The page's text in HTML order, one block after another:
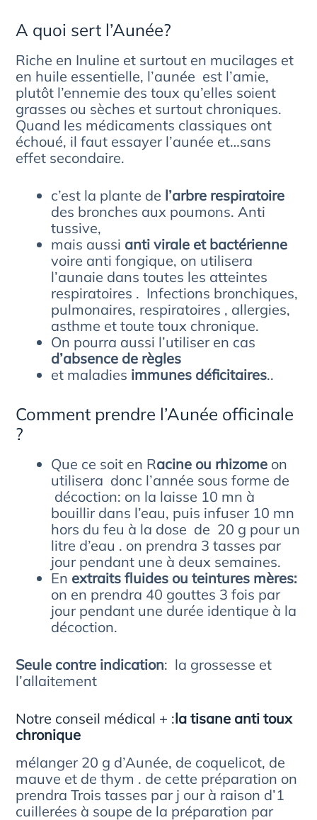
A quoi sert l’Aunée?
Riche en Inuline et surtout en mucilages et
en huile essentielle, l’aunée est l’amie,
plutôt l’ennemie des toux qu’elles soient
grasses ou sèches et surtout chroniques.
Quand les médicaments classiques ont
échoué, il faut essayer l’aunée et…sans
effet secondaire.
c’est la plante de l’arbre respiratoire
des bronches aux poumons. Anti
tussive,
mais aussi anti virale et bactérienne
voire anti fongique, on utilisera
l’aunaie dans toutes les atteintes
respiratoires . Infections bronchiques,
pulmonaires, respiratoires , allergies,
asthme et toute toux chronique.
On pourra aussi l’utiliser en cas
d’absence de règles
et maladies immunes déficitaires..
Comment prendre l’Aunée officinale
?
Que ce soit en Racine ou rhizome on
utilisera donc l’année sous forme de
décoction: on la laisse 10 mn à
bouillir dans l’eau, puis infuser 10 mn
hors du feu à la dose de 20 g pour un
litre d’eau . on prendra 3 tasses par
jour pendant une à deux semaines.
En extraits fluides ou teintures mères:
on en prendra 40 gouttes 3 fois par
jour pendant une durée identique à la
décoction.
Seule contre indication: la grossesse et
l’allaitement
Notre conseil médical + :la tisane anti toux
chronique
mélanger 20 g d’Aunée, de coquelicot, de
mauve et de thym . de cette préparation on
prendra Trois tasses par j our à raison d’1
cuillerées à soupe de la préparation par